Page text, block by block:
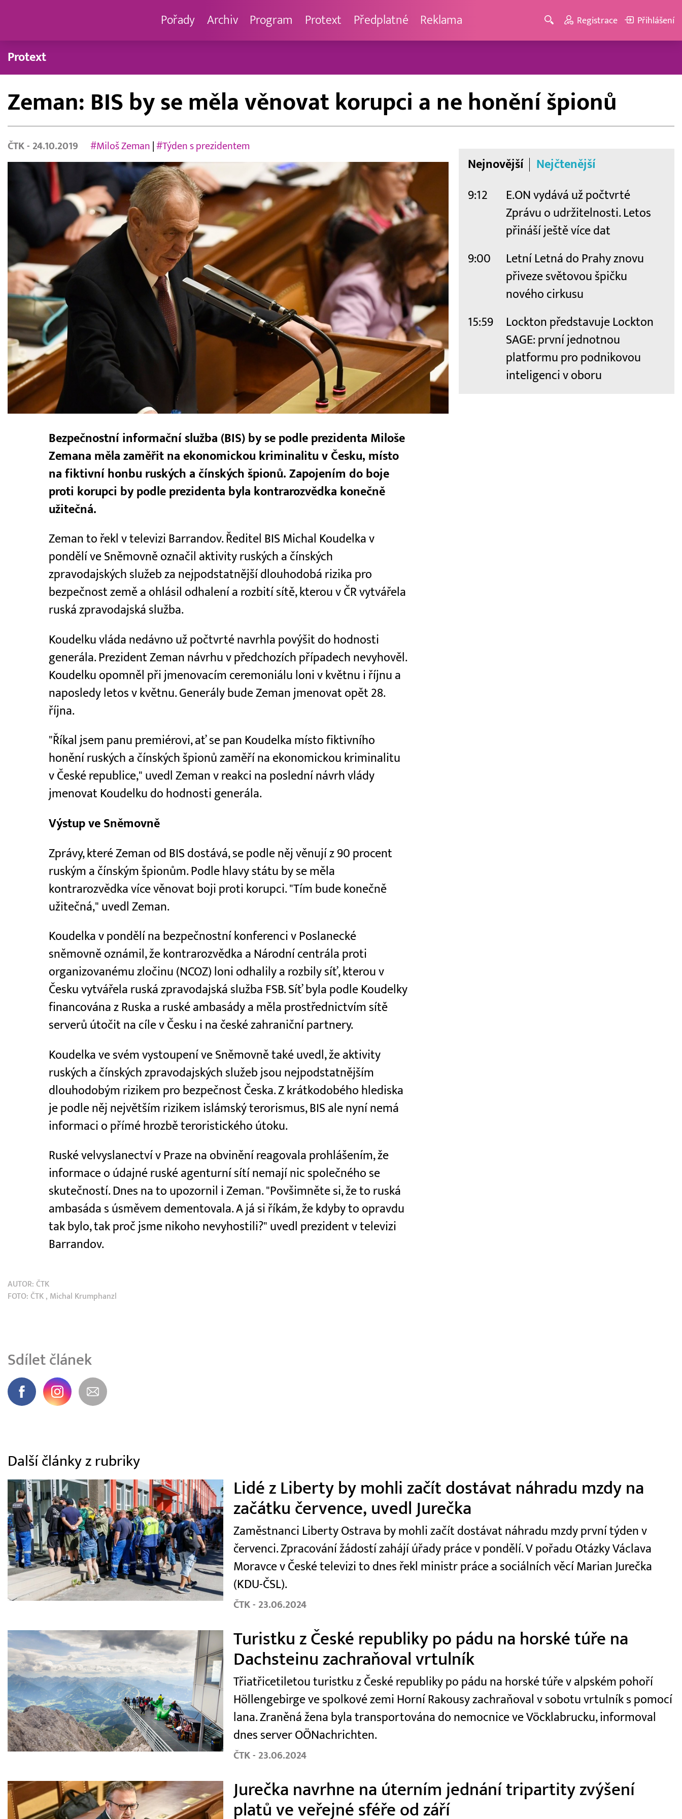
Pořady Archiv Program Protext Předplatné Reklama Registrace Přihlášení
Protext
Zeman: BIS by se měla věnovat korupci a ne honění špionů
ČTK - 24.10.2019 #Miloš Zeman #Týden s prezidentem
Bezpečnostní informační služba (BIS) by se podle prezidenta Miloše
Zemana měla zaměřit na ekonomickou kriminalitu v Česku, místo
na fiktivní honbu ruských a čínských špionů. Zapojením do boje
proti korupci by podle prezidenta byla kontrarozvědka konečně
užitečná.
Zeman to řekl v televizi Barrandov. Ředitel BIS Michal Koudelka v
pondělí ve Sněmovně označil aktivity ruských a čínských
zpravodajských služeb za nejpodstatnější dlouhodobá rizika pro
bezpečnost země a ohlásil odhalení a rozbití sítě, kterou v ČR vytvářela
ruská zpravodajská služba.
Koudelku vláda nedávno už počtvrté navrhla povýšit do hodnosti
generála. Prezident Zeman návrhu v předchozích případech nevyhověl.
Koudelku opomněl při jmenovacím ceremoniálu loni v květnu i říjnu a
naposledy letos v květnu. Generály bude Zeman jmenovat opět 28.
října.
"Říkal jsem panu premiérovi, ať se pan Koudelka místo fiktivního
honění ruských a čínských špionů zaměří na ekonomickou kriminalitu
v České republice," uvedl Zeman v reakci na poslední návrh vlády
jmenovat Koudelku do hodnosti generála.
Výstup ve Sněmovně
Zprávy, které Zeman od BIS dostává, se podle něj věnují z 90 procent
ruským a čínským špionům. Podle hlavy státu by se měla
kontrarozvědka více věnovat boji proti korupci. "Tím bude konečně
užitečná," uvedl Zeman.
Koudelka v pondělí na bezpečnostní konferenci v Poslanecké
sněmovně oznámil, že kontrarozvědka a Národní centrála proti
organizovanému zločinu (NCOZ) loni odhalily a rozbily síť, kterou v
Česku vytvářela ruská zpravodajská služba FSB. Síť byla podle Koudelky
financována z Ruska a ruské ambasády a měla prostřednictvím sítě
serverů útočit na cíle v Česku i na české zahraniční partnery.
Koudelka ve svém vystoupení ve Sněmovně také uvedl, že aktivity
ruských a čínských zpravodajských služeb jsou nejpodstatnějším
dlouhodobým rizikem pro bezpečnost Česka. Z krátkodobého hlediska
je podle něj největším rizikem islámský terorismus, BIS ale nyní nemá
informaci o přímé hrozbě teroristického útoku.
Ruské velvyslanectví v Praze na obvinění reagovala prohlášením, že
informace o údajné ruské agenturní sítí nemají nic společného se
skutečností. Dnes na to upozornil i Zeman. "Povšimněte si, že to ruská
ambasáda s úsměvem dementovala. A já si říkám, že kdyby to opravdu
tak bylo, tak proč jsme nikoho nevyhostili?" uvedl prezident v televizi
Barrandov.
AUTOR: ČTK
FOTO: ČTK , Michal Krumphanzl
Sdílet článek
Nejnovější Nejčtenější
9:12
E.ON vydává už počtvrté
Zprávu o udržitelnosti. Letos
přináší ještě více dat
9:00
Letní Letná do Prahy znovu
přiveze světovou špičku
nového cirkusu
15:59
Lockton představuje Lockton
SAGE: první jednotnou
platformu pro podnikovou
inteligenci v oboru
Další články z rubriky
Lidé z Liberty by mohli začít dostávat náhradu mzdy na
začátku července, uvedl Jurečka
Zaměstnanci Liberty Ostrava by mohli začít dostávat náhradu mzdy první týden v
červenci. Zpracování žádostí zahájí úřady práce v pondělí. V pořadu Otázky Václava
Moravce v České televizi to dnes řekl ministr práce a sociálních věcí Marian Jurečka
(KDU-ČSL).
ČTK - 23.06.2024
Turistku z České republiky po pádu na horské túře na
Dachsteinu zachraňoval vrtulník
Třiatřicetiletou turistku z České republiky po pádu na horské túře v alpském pohoří
Höllengebirge ve spolkové zemi Horní Rakousy zachraňoval v sobotu vrtulník s pomocí
lana. Zraněná žena byla transportována do nemocnice ve Vöcklabrucku, informoval
dnes server OÖNachrichten.
ČTK - 23.06.2024
Jurečka navrhne na úterním jednání tripartity zvýšení
platů ve veřejné sféře od září